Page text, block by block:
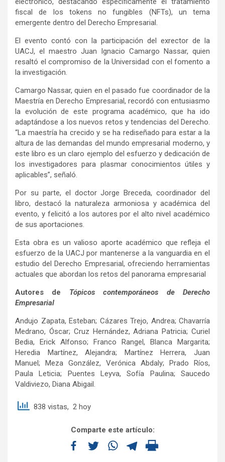
fiscal de los tokens no fungibles (NFTs), un tema
emergente dentro del Derecho Empresarial.
El evento contó con la participación del exrector de la
UACJ, el maestro Juan Ignacio Camargo Nassar, quien
resaltó el compromiso de la Universidad con el fomento a
la investigación.
Camargo Nassar, quien en el pasado fue coordinador de la
Maestría en Derecho Empresarial, recordó con entusiasmo
la evolución de este programa académico, que ha ido
adaptándose a los nuevos retos y tendencias del Derecho.
“La maestría ha crecido y se ha rediseñado para estar a la
altura de las demandas del mundo empresarial moderno, y
este libro es un claro ejemplo del esfuerzo y dedicación de
los investigadores para plasmar conocimientos útiles y
aplicables”, señaló.
Por su parte, el doctor Jorge Breceda, coordinador del
libro, destacó la naturaleza armoniosa y académica del
evento, y felicitó a los autores por el alto nivel académico
de sus aportaciones.
Esta obra es un valioso aporte académico que refleja el
esfuerzo de la UACJ por mantenerse a la vanguardia en el
estudio del Derecho Empresarial, ofreciendo herramientas
actuales que abordan los retos del panorama empresarial
Autores de Tópicos contemporáneos de Derecho
Empresarial
Andujo Zapata, Esteban; Cázares Trejo, Andrea; Chavarría
Medrano, Óscar; Cruz Hernández, Adriana Patricia; Curiel
Bedia, Erick Alfonso; Franco Rangel, Blanca Margarita;
Heredia Martínez, Alejandra; Martínez Herrera, Juan
Manuel; Meza González, Verónica Abdaly; Prado Ríos,
Paula Leticia; Puentes Leyva, Sofía Paulina; Saucedo
Valdiviezo, Diana Abigail.
838 vistas, 2 hoy
Comparte este artículo: